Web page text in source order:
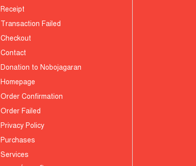
Receipt
Transaction Failed
Checkout
Contact
Donation to Nobojagaran
Homepage
Order Confirmation
Order Failed
Privacy Policy
Purchases
Services